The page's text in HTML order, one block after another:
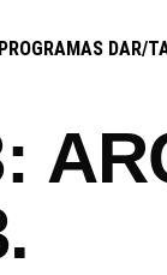
PROGRAMAS DAR/